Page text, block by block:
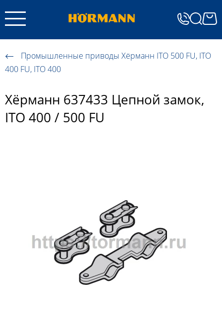
Промышленные приводы Хёрманн ITO 500 FU, ITO
400 FU, ITO 400
Хёрманн 637433 Цепной замок,
ITO 400 / 500 FU